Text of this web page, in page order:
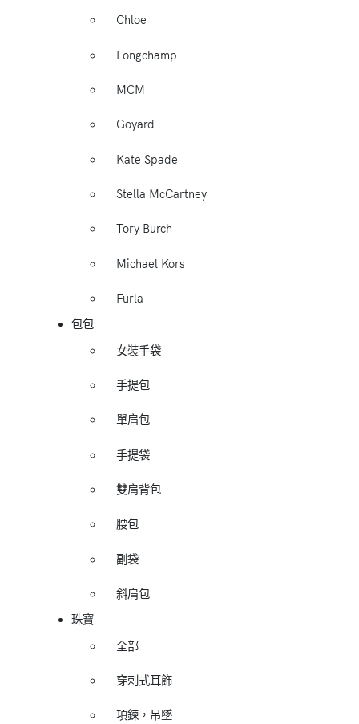
Chloe
Longchamp
MCM
Goyard
Kate Spade
Stella McCartney
Tory Burch
Michael Kors
Furla
包包
女裝手袋
手提包
單肩包
手提袋
雙肩背包
腰包
副袋
斜肩包
珠寶
全部
穿刺式耳飾
項鍊，吊墜